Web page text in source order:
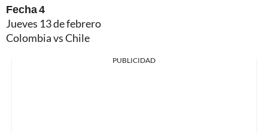
Fecha 4
Jueves 13 de febrero
Colombia vs Chile
PUBLICIDAD